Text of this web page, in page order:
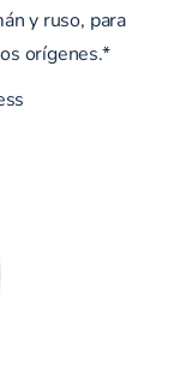
y ruso, para
orígenes.*